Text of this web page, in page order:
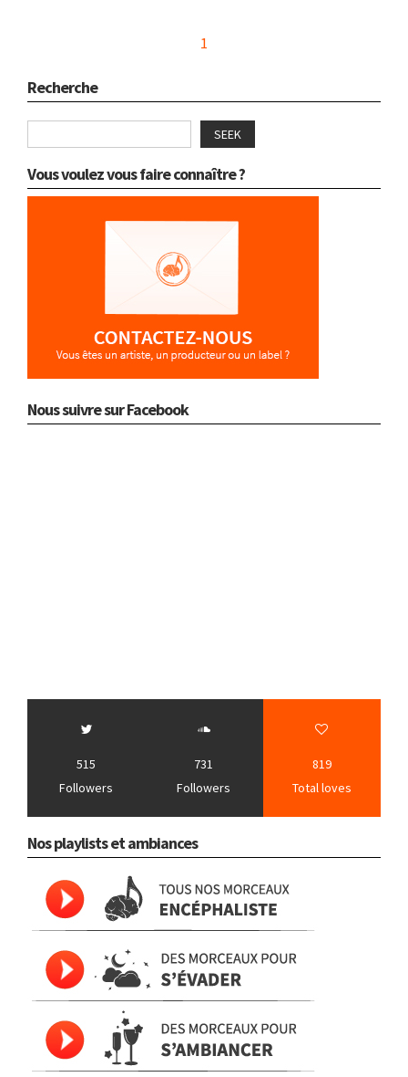
1
Recherche
SEEK
Vous voulez vous faire connaître ?
Nous suivre sur Facebook
515
Followers
731
Followers
819
Total loves
Nos playlists et ambiances